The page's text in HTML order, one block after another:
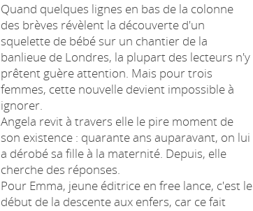
Quand quelques lignes en bas de la colonne
des brèves révèlent la découverte d'un
squelette de bébé sur un chantier de la
banlieue de Londres, la plupart des lecteurs n'y
prêtent guère attention. Mais pour trois
femmes, cette nouvelle devient impossible à
ignorer.
Angela revit à travers elle le pire moment de
son existence : quarante ans auparavant, on lui
a dérobé sa fille à la maternité. Depuis, elle
cherche des réponses.
Pour Emma, jeune éditrice en free lance, c'est le
début de la descente aux enfers, car ce fait